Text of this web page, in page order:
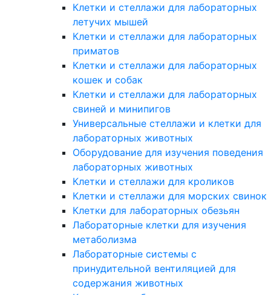
Клетки и стеллажи для лабораторных
летучих мышей
Клетки и стеллажи для лабораторных
приматов
Клетки и стеллажи для лабораторных
кошек и собак
Клетки и стеллажи для лабораторных
свиней и минипигов
Универсальные стеллажи и клетки для
лабораторных животных
Оборудование для изучения поведения
лабораторных животных
Клетки и стеллажи для кроликов
Клетки и стеллажи для морских свинок
Клетки для лабораторных обезьян
Лабораторные клетки для изучения
метаболизма
Лабораторные системы с
принудительной вентиляцией для
содержания животных